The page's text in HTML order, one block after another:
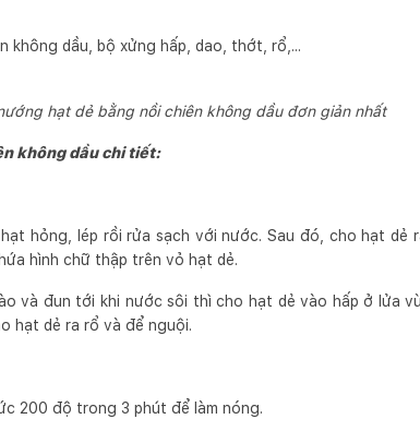
không dầu, bộ xửng hấp, dao, thớt, rổ,...
hạt dẻ bằng nồi chiên không dầu đơn giản nhất
không dầu chi tiết:
hỏng, lép rồi rửa sạch với nước. Sau đó, cho hạt dẻ
hình chữ thập trên vỏ hạt dẻ.
và đun tới khi nước sôi thì cho hạt dẻ vào hấp ở lửa
hạt dẻ ra rổ và để nguội.
200 độ trong 3 phút để làm nóng.